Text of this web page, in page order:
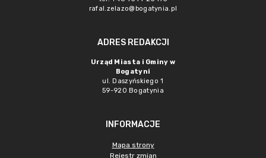
rafal.zelazo@bogatynia.pl
ADRES REDAKCJI
Urząd Miasta i Gminy w
Bogatyni
ul. Daszyńskiego 1
59-920 Bogatynia
INFORMACJE
Mapa strony
Rejestr zmian